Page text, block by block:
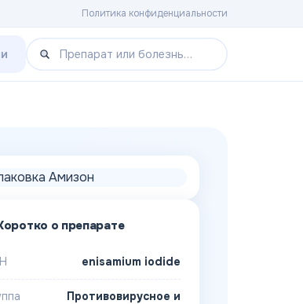
Политика конфиденциальности
о препарате
enisamium iodide
Противовирусное и